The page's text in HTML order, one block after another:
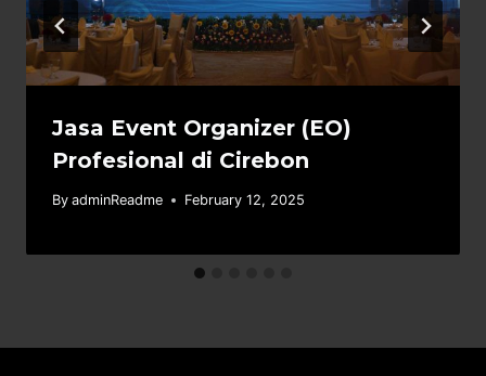
Jasa Event Organizer (EO)
Profesional di Cirebon
By adminReadme February 12, 2025